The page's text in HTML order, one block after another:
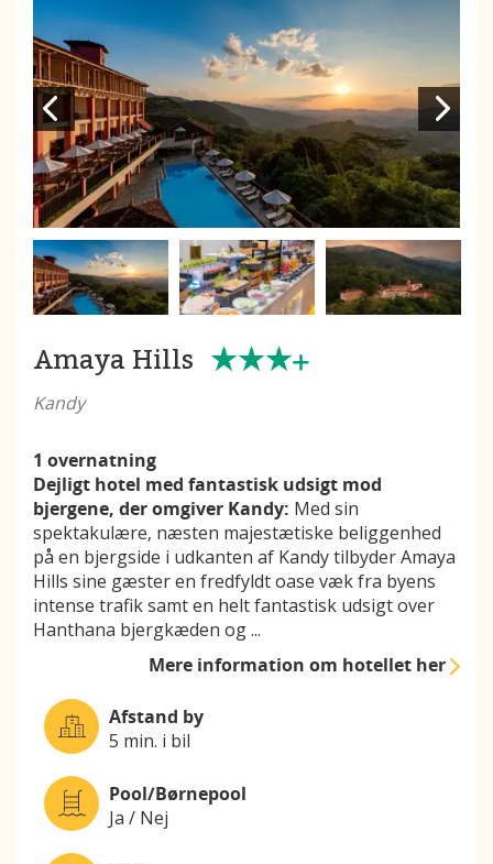
Amaya Hills
Kandy
1 overnatning
Dejligt hotel med fantastisk udsigt mod
bjergene, der omgiver Kandy: Med sin
spektakulære, næsten majestætiske beliggenhed
på en bjergside i udkanten af Kandy tilbyder Amaya
Hills sine gæster en fredfyldt oase væk fra byens
intense trafik samt en helt fantastisk udsigt over
Hanthana bjergkæden og...
Mere informationom hotellet her
Afstand by
5 min. i bil
Pool/Børnepool
Ja / Nej